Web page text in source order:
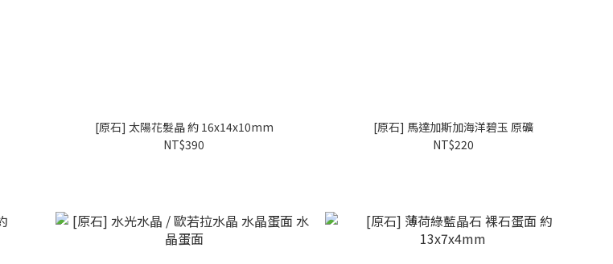
[原石] 太陽花髮晶 約 16x14x10mm
NT$390
[原石] 馬達加斯加海洋碧玉 原礦
NT$220